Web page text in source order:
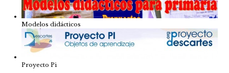
Modelos didácticos
Proyecto Pi